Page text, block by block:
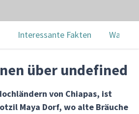
Interessante Fakten Was
über undefined
von Chiapas, ist
Maya Dorf, wo alte Bräuche